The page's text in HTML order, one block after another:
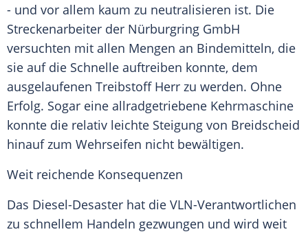
- und vor allem kaum zu neutralisieren ist. Die
Streckenarbeiter der Nürburgring GmbH
versuchten mit allen Mengen an Bindemitteln, die
sie auf die Schnelle auftreiben konnte, dem
ausgelaufenen TreibstoffHerr zu werden. Ohne
Erfolg. Sogar eine allradgetriebene Kehrmaschine
konnte die relativ leichte Steigung von Breidscheid
hinauf zum Wehrseifen nicht bewältigen.
Weit reichende Konsequenzen
Das Diesel-Desaster hat die VLN-Verantwortlichen
zu schnellem Handeln gezwungen und wird weit